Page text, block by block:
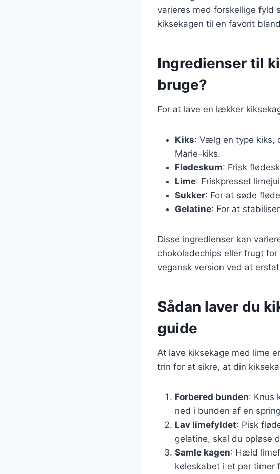
varieres med forskellige fyld
kiksekagen til en favorit
Ingredienser til
bruge?
For at lave en lækker
Kiks: Vælg en type kiks,
Marie-kiks.
Flødeskum: Frisk
Lime: Friskpresset
Sukker: For at søde
Gelatine: For at
Disse ingredienser kan
chokoladechips eller frugt
vegansk version ved at
Sådan laver du
guide
At lave kiksekage med lime
trin for at sikre, at din
Forbered bunden: Knus
ned i bunden af en
Lav limefyldet: Pisk
gelatine, skal du opløse
Samle kagen: Hæld
køleskabet i et par